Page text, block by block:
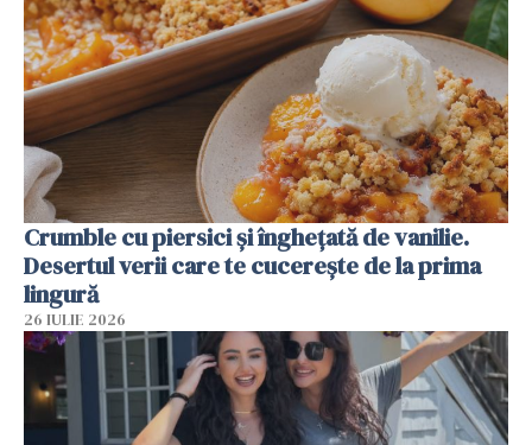
Crumble cu piersici și înghețată de vanilie.
Desertul verii care te cucerește de la prima
lingură
26 IULIE 2026